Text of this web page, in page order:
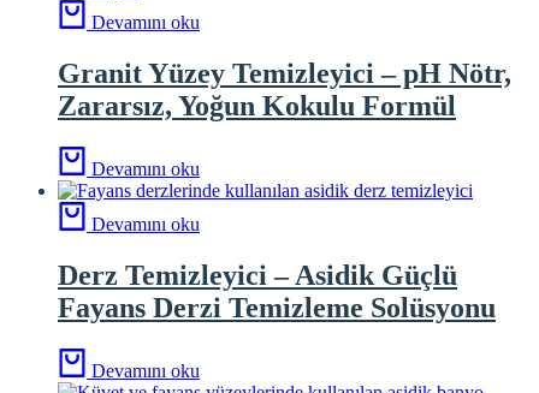
Devamını oku
Granit Yüzey Temizleyici – pH Nötr,
Zararsız, Yoğun Kokulu Formül
Devamını oku
Devamını oku
Derz Temizleyici – Asidik Güçlü
Fayans Derzi Temizleme Solüsyonu
Devamını oku